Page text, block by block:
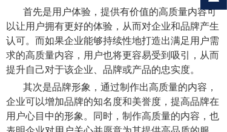
首先是用户体验，提供有价值的高质量内容可
以让用户拥有更好的体验，从而对企业和品牌产生
认可。而如果企业能够持续性地打造出满足用户需
求的高质量内容，用户也将更容易受到吸引，从而
提升自己对于该企业、品牌或产品的忠实度。
其次是品牌形象，通过制作出高质量的内容，
企业可以增加品牌的知名度和美誉度，提高品牌在
用户心目中的形象。同时，制作高质量的内容，也